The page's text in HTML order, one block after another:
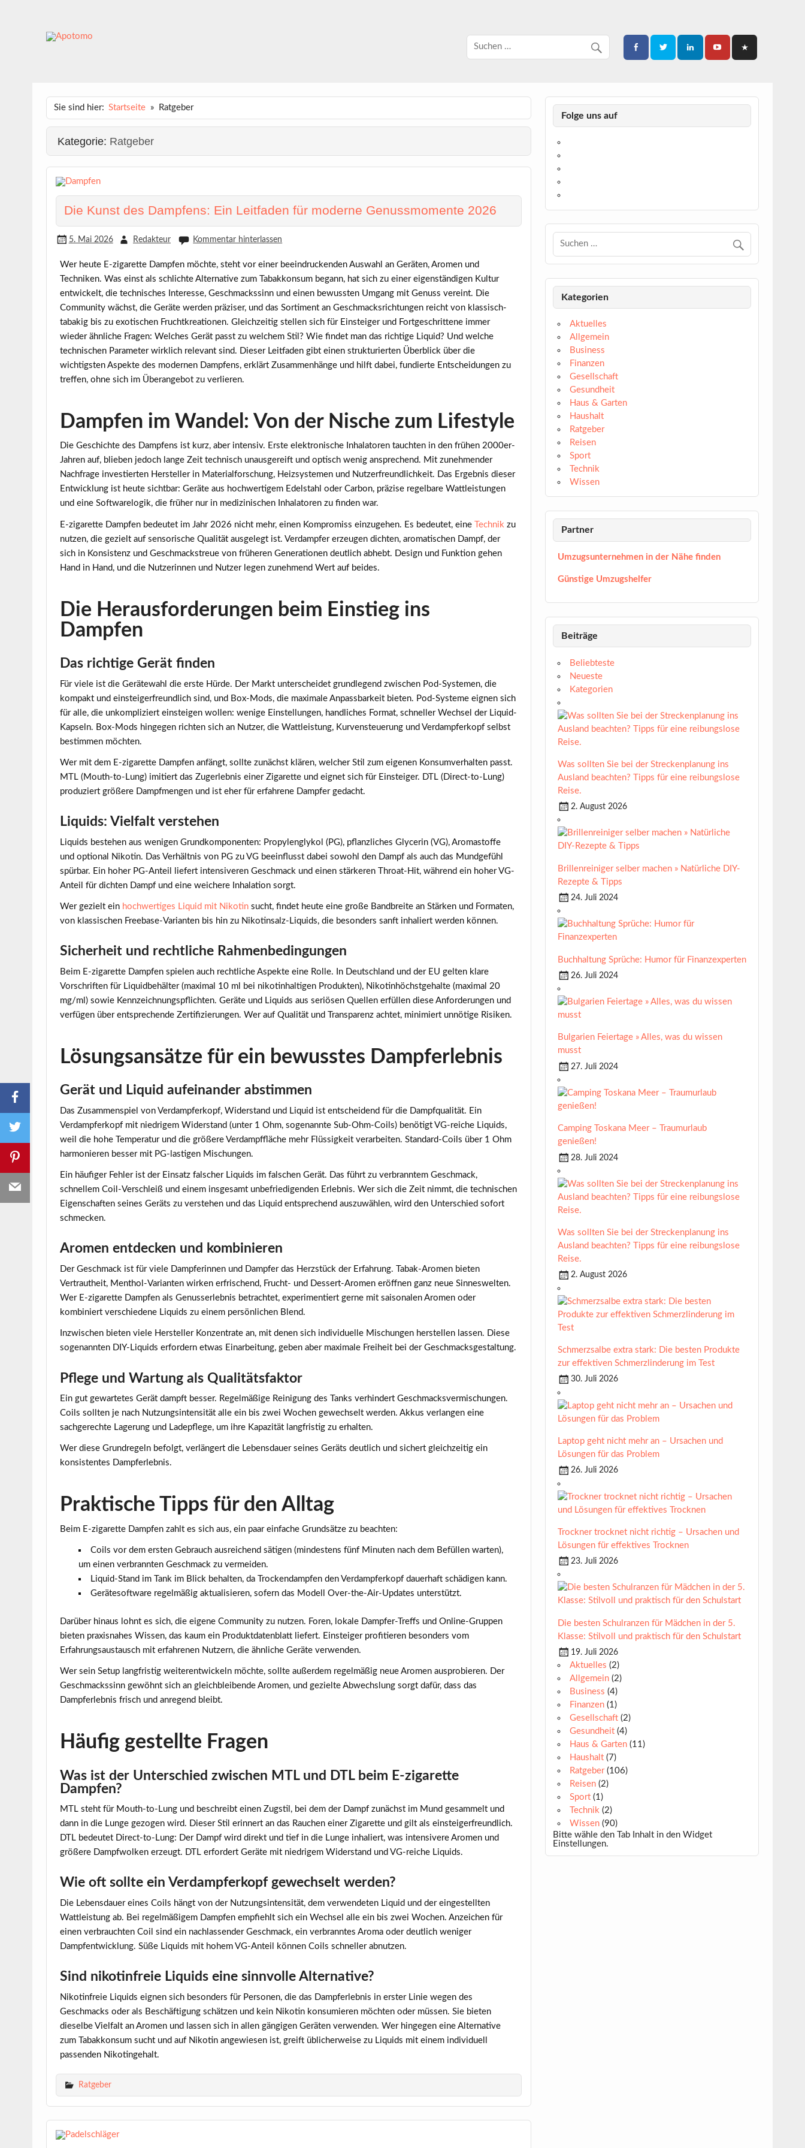
APOTOMO
Sie sind hier: Startseite Ratgeber
Kategorie: Ratgeber
Die Kunst des Dampfens: Ein Leitfaden für moderne Genussmomente 2026
5. Mai 2026 Redakteur Kommentar hinterlassen
Wer heute E-zigarette Dampfen möchte, steht vor einer beeindruckenden Auswahl an Geräten, Aromen und
Techniken. Was einst als schlichte Alternative zum Tabakkonsum begann, hat sich zu einer eigenständigen Kultur
entwickelt, die technisches Interesse, Geschmackssinn und einen bewussten Umgang mit Genuss vereint. Die
Community wächst, die Geräte werden präziser, und das Sortiment an Geschmacksrichtungen reicht von klassisch-
tabakig bis zu exotischen Fruchtkreationen. Gleichzeitig stellen sich für Einsteiger und Fortgeschrittene immer
wieder ähnliche Fragen: Welches Gerät passt zu welchem Stil? Wie findet man das richtige Liquid? Und welche
technischen Parameter wirklich relevant sind. Dieser Leitfaden gibt einen strukturierten Überblick über die
wichtigsten Aspekte des modernen Dampfens, erklärt Zusammenhänge und hilft dabei, fundierte Entscheidungen zu
treffen, ohne sich im Überangebot zu verlieren.
Dampfen im Wandel: Von der Nische zum Lifestyle
Die Geschichte des Dampfens ist kurz, aber intensiv. Erste elektronische Inhalatoren tauchten in den frühen 2000er-
Jahren auf, blieben jedoch lange Zeit technisch unausgereift und optisch wenig ansprechend. Mit zunehmender
Nachfrage investierten Hersteller in Materialforschung, Heizsystemen und Nutzerfreundlichkeit. Das Ergebnis dieser
Entwicklung ist heute sichtbar: Geräte aus hochwertigem Edelstahl oder Carbon, präzise regelbare Wattleistungen
und eine Softwarelogik, die früher nur in medizinischen Inhalatoren zu finden war.
E-zigarette Dampfen bedeutet im Jahr 2026 nicht mehr, einen Kompromiss einzugehen. Es bedeutet, eine Technik zu
nutzen, die gezielt auf sensorische Qualität ausgelegt ist. Verdampfer erzeugen dichten, aromatischen Dampf, der
sich in Konsistenz und Geschmackstreue von früheren Generationen deutlich abhebt. Design und Funktion gehen
Hand in Hand, und die Nutzerinnen und Nutzer legen zunehmend Wert auf beides.
Die Herausforderungen beim Einstieg ins
Dampfen
Das richtige Gerät finden
Für viele ist die Gerätewahl die erste Hürde. Der Markt unterscheidet grundlegend zwischen Pod-Systemen, die
kompakt und einsteigerfreundlich sind, und Box-Mods, die maximale Anpassbarkeit bieten. Pod-Systeme eignen sich
für alle, die unkompliziert einsteigen wollen: wenige Einstellungen, handliches Format, schneller Wechsel der Liquid-
Kapseln. Box-Mods hingegen richten sich an Nutzer, die Wattleistung, Kurvensteuerung und Verdampferkopf selbst
bestimmen möchten.
Wer mit dem E-zigarette Dampfen anfängt, sollte zunächst klären, welcher Stil zum eigenen Konsumverhalten passt.
MTL (Mouth-to-Lung) imitiert das Zugerlebnis einer Zigarette und eignet sich für Einsteiger. DTL (Direct-to-Lung)
produziert größere Dampfmengen und ist eher für erfahrene Dampfer gedacht.
Liquids: Vielfalt verstehen
Liquids bestehen aus wenigen Grundkomponenten: Propylenglykol (PG), pflanzliches Glycerin (VG), Aromastoffe
und optional Nikotin. Das Verhältnis von PG zu VG beeinflusst dabei sowohl den Dampf als auch das Mundgefühl
spürbar. Ein hoher PG-Anteil liefert intensiveren Geschmack und einen stärkeren Throat-Hit, während ein hoher VG-
Anteil für dichten Dampf und eine weichere Inhalation sorgt.
Wer gezielt ein hochwertiges Liquid mit Nikotin sucht, findet heute eine große Bandbreite an Stärken und Formaten,
von klassischen Freebase-Varianten bis hin zu Nikotinsalz-Liquids, die besonders sanft inhaliert werden können.
Sicherheit und rechtliche Rahmenbedingungen
Beim E-zigarette Dampfen spielen auch rechtliche Aspekte eine Rolle. In Deutschland und der EU gelten klare
Vorschriften für Liquidbehälter (maximal 10 ml bei nikotinhaltigen Produkten), Nikotinhöchstgehalte (maximal 20
mg/ml) sowie Kennzeichnungspflichten. Geräte und Liquids aus seriösen Quellen erfüllen diese Anforderungen und
verfügen über entsprechende Zertifizierungen. Wer auf Qualität und Transparenz achtet, minimiert unnötige Risiken.
Lösungsansätze für ein bewusstes Dampferlebnis
Gerät und Liquid aufeinander abstimmen
Das Zusammenspiel von Verdampferkopf, Widerstand und Liquid ist entscheidend für die Dampfqualität. Ein
Verdampferkopf mit niedrigem Widerstand (unter 1 Ohm, sogenannte Sub-Ohm-Coils) benötigt VG-reiche Liquids,
weil die hohe Temperatur und die größere Verdampffläche mehr Flüssigkeit verarbeiten. Standard-Coils über 1 Ohm
harmonieren besser mit PG-lastigen Mischungen.
Ein häufiger Fehler ist der Einsatz falscher Liquids im falschen Gerät. Das führt zu verbranntem Geschmack,
schnellem Coil-Verschleiß und einem insgesamt unbefriedigenden Erlebnis. Wer sich die Zeit nimmt, die technischen
Eigenschaften seines Geräts zu verstehen und das Liquid entsprechend auszuwählen, wird den Unterschied sofort
schmecken.
Aromen entdecken und kombinieren
Der Geschmack ist für viele Dampferinnen und Dampfer das Herzstück der Erfahrung. Tabak-Aromen bieten
Vertrautheit, Menthol-Varianten wirken erfrischend, Frucht- und Dessert-Aromen eröffnen ganz neue Sinneswelten.
Wer E-zigarette Dampfen als Genusserlebnis betrachtet, experimentiert gerne mit saisonalen Aromen oder
kombiniert verschiedene Liquids zu einem persönlichen Blend.
Inzwischen bieten viele Hersteller Konzentrate an, mit denen sich individuelle Mischungen herstellen lassen. Diese
sogenannten DIY-Liquids erfordern etwas Einarbeitung, geben aber maximale Freiheit bei der Geschmacksgestaltung.
Pflege und Wartung als Qualitätsfaktor
Ein gut gewartetes Gerät dampft besser. Regelmäßige Reinigung des Tanks verhindert Geschmacksvermischungen.
Coils sollten je nach Nutzungsintensität alle ein bis zwei Wochen gewechselt werden. Akkus verlangen eine
sachgerechte Lagerung und Ladepflege, um ihre Kapazität langfristig zu erhalten.
Wer diese Grundregeln befolgt, verlängert die Lebensdauer seines Geräts deutlich und sichert gleichzeitig ein
konsistentes Dampferlebnis.
Praktische Tipps für den Alltag
Beim E-zigarette Dampfen zahlt es sich aus, ein paar einfache Grundsätze zu beachten:
Coils vor dem ersten Gebrauch ausreichend sätigen (mindestens fünf Minuten nach dem Befüllen warten),
um einen verbrannten Geschmack zu vermeiden.
Liquid-Stand im Tank im Blick behalten, da Trockendampfen den Verdampferkopf dauerhaft schädigen kann.
Gerätesoftware regelmäßig aktualisieren, sofern das Modell Over-the-Air-Updates unterstützt.
Darüber hinaus lohnt es sich, die eigene Community zu nutzen. Foren, lokale Dampfer-Treffs und Online-Gruppen
bieten praxisnahes Wissen, das kaum ein Produktdatenblatt liefert. Einsteiger profitieren besonders vom
Erfahrungsaustausch mit erfahrenen Nutzern, die ähnliche Geräte verwenden.
Wer sein Setup langfristig weiterentwickeln möchte, sollte außerdem regelmäßig neue Aromen ausprobieren. Der
Geschmackssinn gewöhnt sich an gleichbleibende Aromen, und gezielte Abwechslung sorgt dafür, dass das
Dampferlebnis frisch und anregend bleibt.
Häufig gestellte Fragen
Was ist der Unterschied zwischen MTL und DTL beim E-zigarette
Dampfen?
MTL steht für Mouth-to-Lung und beschreibt einen Zugstil, bei dem der Dampf zunächst im Mund gesammelt und
dann in die Lunge gezogen wird. Dieser Stil erinnert an das Rauchen einer Zigarette und gilt als einsteigerfreundlich.
DTL bedeutet Direct-to-Lung: Der Dampf wird direkt und tief in die Lunge inhaliert, was intensivere Aromen und
größere Dampfwolken erzeugt. DTL erfordert Geräte mit niedrigem Widerstand und VG-reiche Liquids.
Wie oft sollte ein Verdampferkopf gewechselt werden?
Die Lebensdauer eines Coils hängt von der Nutzungsintensität, dem verwendeten Liquid und der eingestellten
Wattleistung ab. Bei regelmäßigem Dampfen empfiehlt sich ein Wechsel alle ein bis zwei Wochen. Anzeichen für
einen verbrauchten Coil sind ein nachlassender Geschmack, ein verbranntes Aroma oder deutlich weniger
Dampfentwicklung. Süße Liquids mit hohem VG-Anteil können Coils schneller abnutzen.
Sind nikotinfreie Liquids eine sinnvolle Alternative?
Nikotinfreie Liquids eignen sich besonders für Personen, die das Dampferlebnis in erster Linie wegen des
Geschmacks oder als Beschäftigung schätzen und kein Nikotin konsumieren möchten oder müssen. Sie bieten
dieselbe Vielfalt an Aromen und lassen sich in allen gängigen Geräten verwenden. Wer hingegen eine Alternative
zum Tabakkonsum sucht und auf Nikotin angewiesen ist, greift üblicherweise zu Liquids mit einem individuell
passenden Nikotingehalt.
Ratgeber
Folge uns auf
Kategorien
Aktuelles
Allgemein
Business
Finanzen
Gesellschaft
Gesundheit
Haus & Garten
Haushalt
Ratgeber
Reisen
Sport
Technik
Wissen
Partner
Umzugsunternehmen in der Nähe finden
Günstige Umzugshelfer
Beiträge
Beliebteste
Neueste
Kategorien
Was sollten Sie bei der Streckenplanung ins
Ausland beachten? Tipps für eine reibungslose
Reise.
2. August 2026
Brillenreiniger selber machen » Natürliche DIY-
Rezepte & Tipps
24. Juli 2024
Buchhaltung Sprüche: Humor für Finanzexperten
26. Juli 2024
Bulgarien Feiertage » Alles, was du wissen
musst
27. Juli 2024
Camping Toskana Meer – Traumurlaub
genießen!
28. Juli 2024
Was sollten Sie bei der Streckenplanung ins
Ausland beachten? Tipps für eine reibungslose
Reise.
2. August 2026
Schmerzsalbe extra stark: Die besten Produkte
zur effektiven Schmerzlinderung im Test
30. Juli 2026
Laptop geht nicht mehr an – Ursachen und
Lösungen für das Problem
26. Juli 2026
Trockner trocknet nicht richtig – Ursachen und
Lösungen für effektives Trocknen
23. Juli 2026
Die besten Schulranzen für Mädchen in der 5.
Klasse: Stilvoll und praktisch für den Schulstart
19. Juli 2026
Aktuelles (2)
Allgemein (2)
Business (4)
Finanzen (1)
Gesellschaft (2)
Gesundheit (4)
Haus & Garten (11)
Haushalt (7)
Ratgeber(106)
Reisen (2)
Sport (1)
Technik (2)
Wissen (90)
Bitte wähle den Tab Inhalt in den Widget
Einstellungen.